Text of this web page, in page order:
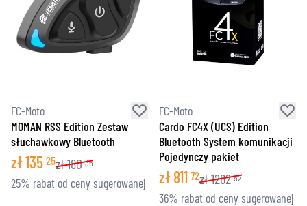
FC-Moto
MOMAN RSS Edition Zestaw
słuchawkowy Bluetooth
zł135 25zł180 35
25% rabat od ceny sugerowanej
FC-Moto
Cardo FC4X (UCS) Edition
Bluetooth System komunikacji
Pojedynczy pakiet
zł811 72zł1262 52
36% rabat od ceny sugerowanej